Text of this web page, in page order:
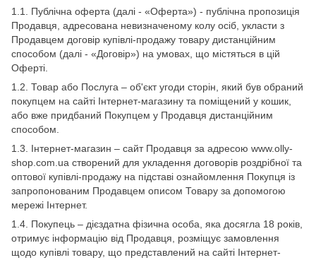
1.1. Публічна оферта (далі - «Оферта») - публічна пропозиція
Продавця, адресована невизначеному колу осіб, укласти з
Продавцем договір купівлі-продажу товару дистанційним
способом (далі - «Договір») на умовах, що містяться в цій
Оферті.
1.2. Товар або Послуга – об'єкт угоди сторін, який був обраний
покупцем на сайті Інтернет-магазину та поміщений у кошик,
або вже придбаний Покупцем у Продавця дистанційним
способом.
1.3. Інтернет-магазин – сайт Продавця за адресою www.olly-
shop.com.ua створений для укладення договорів роздрібної та
оптової купівлі-продажу на підставі ознайомлення Покупця із
запропонованим Продавцем описом Товару за допомогою
мережі Інтернет.
1.4. Покупець – дієздатна фізична особа, яка досягла 18 років,
отримує інформацію від Продавця, розміщує замовлення
щодо купівлі товару, що представлений на сайті Інтернет-